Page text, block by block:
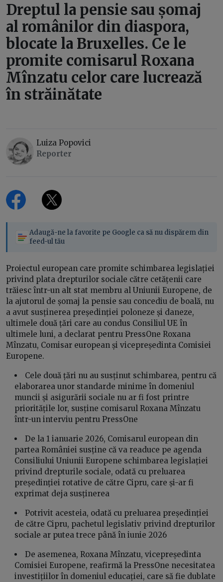
Dreptul la pensie sau șomaj
al românilor din diaspora,
blocate la Bruxelles. Ce le
promite comisarul Roxana
Mînzatu celor care lucrează
în străinătate
Luiza Popovici
Reporter
Adaugă-ne la favorite pe Google ca să nu dispărem din
feed-ul tău
Proiectul european care promite schimbarea legislației
privind plata drepturilor sociale către cetățenii care
trăiesc într-un alt stat membru al Uniunii Europene, de
la ajutorul de șomaj la pensie sau concediu de boală, nu
a avut susținerea președinției poloneze și daneze,
ultimele două țări care au condus Consiliul UE în
ultimele luni, a declarat pentru PressOne Roxana
Mînzatu, Comisar european și vicepreședinta Comisiei
Europene.
Cele două țări nu au susținut schimbarea, pentru că
elaborarea unor standarde minime în domeniul
muncii și asigurării sociale nu ar fi fost printre
prioritățile lor, susține comisarul Roxana Mînzatu
într-un interviu pentru PressOne
De la 1 ianuarie 2026, Comisarul european din
partea României susține că va readuce pe agenda
Consiliului Uniunii Europene schimbarea legislației
privind drepturile sociale, odată cu preluarea
președinției rotative de către Cipru, care și-ar fi
exprimat deja susținerea
Potrivit acesteia, odată cu preluarea președinției
de către Cipru, pachetul legislativ privind drepturilor
sociale ar putea trece până în iunie 2026
De asemenea, Roxana Mînzatu, vicepreședinta
Comisiei Europene, reafirmă la PressOne necesitatea
investițiilor în domeniul educației, care să fie dublate